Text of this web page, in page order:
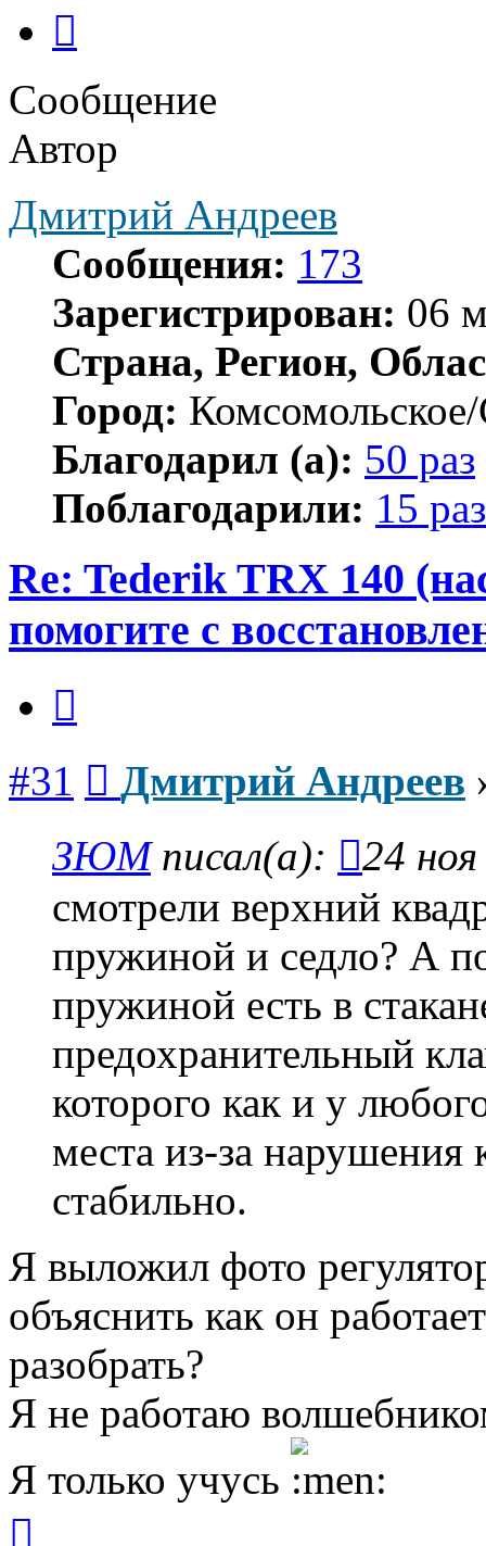
Сообщение
Автор
Дмитрий Андреев
Сообщения: 173
Зарегистрирован: 06
Страна, Регион,
Город:
Благодарил (а): 50 раз
Поблагодарили: 15 раз
Re: Tederik TRX 140
помогите с
#31 Дмитрий Андреев
ЗЮМписал(а):
24
смотрели верхний
пружиной и седло? А
пружиной есть в
предохранительный
которого как и у
места из-за нарушения
стабильно.
Я выложил фото
объяснить как он
разобрать?
Я не работаю
Я только учусь